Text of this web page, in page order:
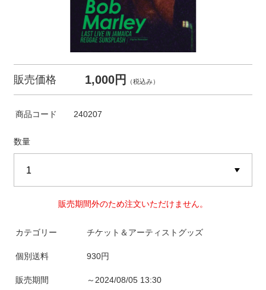
販売価格 1,000円 （税込み）
商品コード 240207
数量
販売期間外のため注文いただけません。
カテゴリー チケット＆アーティストグッズ
個別送料 930円
販売期間 ～2024/08/05 13:30